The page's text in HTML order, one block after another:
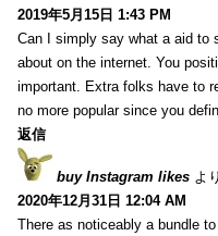
2019年5月15日 1:43 PM
Can I simply say what a aid to
about on the internet. You
important. Extra folks have to
no more popular since you
返信
buy Instagram likes よ
2020年12月31日 12:04 AM
There as noticeably a bundle